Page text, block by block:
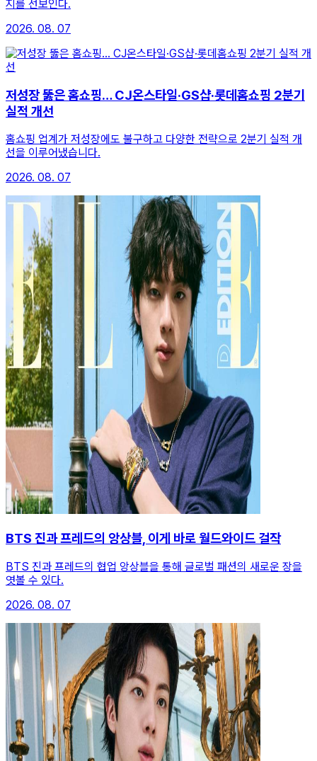
지를 선보인다.
2026. 08. 07
저성장 뚫은 홈쇼핑… CJ온스타일·GS샵·롯데홈쇼핑 2분기
실적 개선
홈쇼핑 업계가 저성장에도 불구하고 다양한 전략으로 2분기 실적 개
선을 이루어냈습니다.
2026. 08. 07
BTS 진과 프레드의 앙상블, 이게 바로 월드와이드 걸작
BTS 진과 프레드의 협업 앙상블을 통해 글로벌 패션의 새로운 장을
엿볼 수 있다.
2026. 08. 07